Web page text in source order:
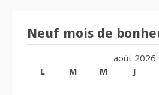
Neuf mois de
août 2026
L
M M J